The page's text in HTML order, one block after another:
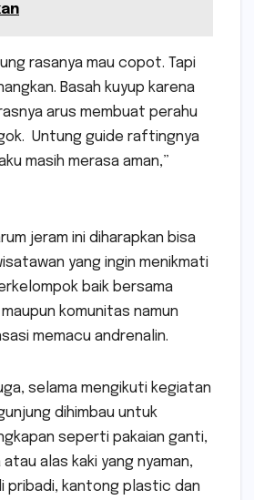
rasanya mau copot. Tapi
Basah kuyup karena
arus membuat perahu
Untung guide raftingnya
masih merasa aman,”
jeram ini diharapkan bisa
yang ingin menikmati
baik bersama
komunitas namun
memacu andrenalin.
selama mengikuti kegiatan
dihimbau untuk
seperti pakaian ganti,
alas kaki yang nyaman,
pribadi, kantong plastic dan